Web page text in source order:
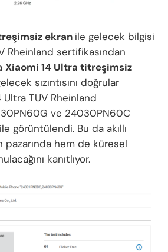
ekran ile gelecek bilgisi
Rheinland sertifikasından
Xiaomi 14 Ultra titreşimsiz
sızıntısını doğrular
TUV Rheinland
ve 24030PN60C
görüntülendi. Bu da akıllı
hem de küresel
kanıtlıyor.